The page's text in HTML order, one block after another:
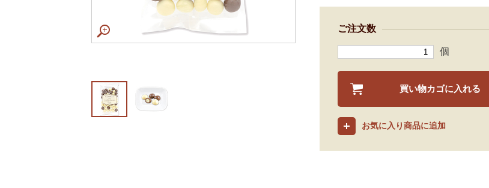
ご注文数
個
買い物カゴに入れる
お気に入り商品に追加